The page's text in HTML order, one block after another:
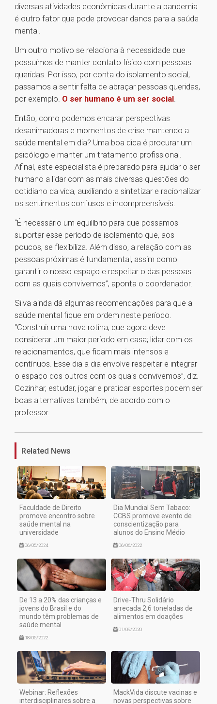
diversas atividades econômicas durante a pandemia
é outro fator que pode provocar danos para a saúde
mental.
Um outro motivo se relaciona à necessidade que
possuímos de manter contato físico com pessoas
queridas. Por isso, por conta do isolamento social,
passamos a sentir falta de abraçar pessoas queridas,
por exemplo. O ser humano é um ser social.
Então, como podemos encarar perspectivas
desanimadoras e momentos de crise mantendo a
saúde mental em dia? Uma boa dica é procurar um
psicólogo e manter um tratamento profissional.
Afinal, este especialista é preparado para ajudar o ser
humano a lidar com as mais diversas questões do
cotidiano da vida, auxiliando a sintetizar e racionalizar
os sentimentos confusos e incompreensíveis.
“É necessário um equilíbrio para que possamos
suportar esse período de isolamento que, aos
poucos, se flexibiliza. Além disso, a relação com as
pessoas próximas é fundamental, assim como
garantir o nosso espaço e respeitar o das pessoas
com as quais convivemos”, aponta o coordenador.
Silva ainda dá algumas recomendações para que a
saúde mental fique em ordem neste período.
“Construir uma nova rotina, que agora deve
considerar um maior período em casa; lidar com os
relacionamentos, que ficam mais intensos e
contínuos. Esse dia a dia envolve respeitar e integrar
o espaço dos outros com os quais convivemos”, diz.
Cozinhar, estudar, jogar e praticar esportes podem ser
boas alternativas também, de acordo com o
professor.
Related News
Faculdade de Direito
promove encontro sobre
saúde mental na
universidade
06/05/2024
Dia Mundial Sem Tabaco:
CCBS promove evento de
conscientização para
alunos do Ensino Médio
06/06/2022
De 13 a 20% das crianças e
jovens do Brasil e do
mundo têm problemas de
saúde mental
18/05/2022
Drive-Thru Solidário
arrecada 2,6 toneladas de
alimentos em doações
01/09/2020
Webinar: Reflexões
interdisciplinares sobre a
MackVida discute vacinas e
novas perspectivas sobre